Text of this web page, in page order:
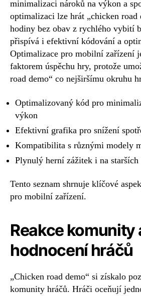
minimalizaci nároků na výkon a
optimalizaci lze hrát „chicken road
hodiny bez obav z rychlého vybití
přispívá i efektivní kódování a
Optimalizace pro mobilní zařízení
faktorem úspěchu hry, protože
road demo“ co nejširšímu okruhu
Optimalizovaný kód pro
výkon
Efektivní grafika pro snížení
Kompatibilita s různými modely
Plynulý herní zážitek i na starších
Tento seznam shrnuje klíčové
pro mobilní zařízení.
Reakce komunity
hodnocení hráčů
„Chicken road demo“ si získalo
komunity hráčů. Hráči oceňují